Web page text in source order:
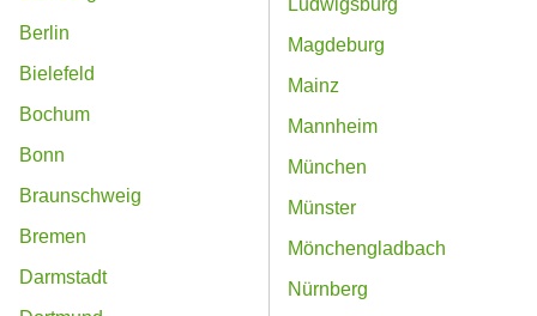
Berlin
Bielefeld
Bochum
Bonn
Braunschweig
Bremen
Darmstadt
Magdeburg
Mainz
Mannheim
München
Münster
Mönchengladbach
Nürnberg